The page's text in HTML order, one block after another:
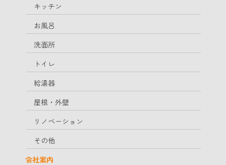
キッチン
お風呂
洗面所
トイレ
給湯器
屋根・外壁
リノベーション
その他
会社案内